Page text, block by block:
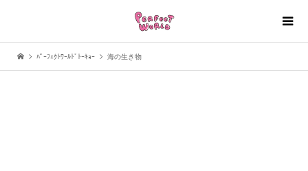
ﾊﾟｰﾌｪｸﾄﾜｰﾙﾄﾞﾄｰｷｮｰ 海の生き物